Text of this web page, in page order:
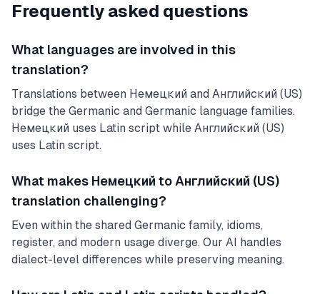
Frequently asked questions
What languages are involved in this
translation?
Translations between Немецкий and Английский (US)
bridge the Germanic and Germanic language families.
Немецкий uses Latin script while Английский (US)
uses Latin script.
What makes Немецкий to Английский (US)
translation challenging?
Even within the shared Germanic family, idioms,
register, and modern usage diverge. Our AI handles
dialect-level differences while preserving meaning.